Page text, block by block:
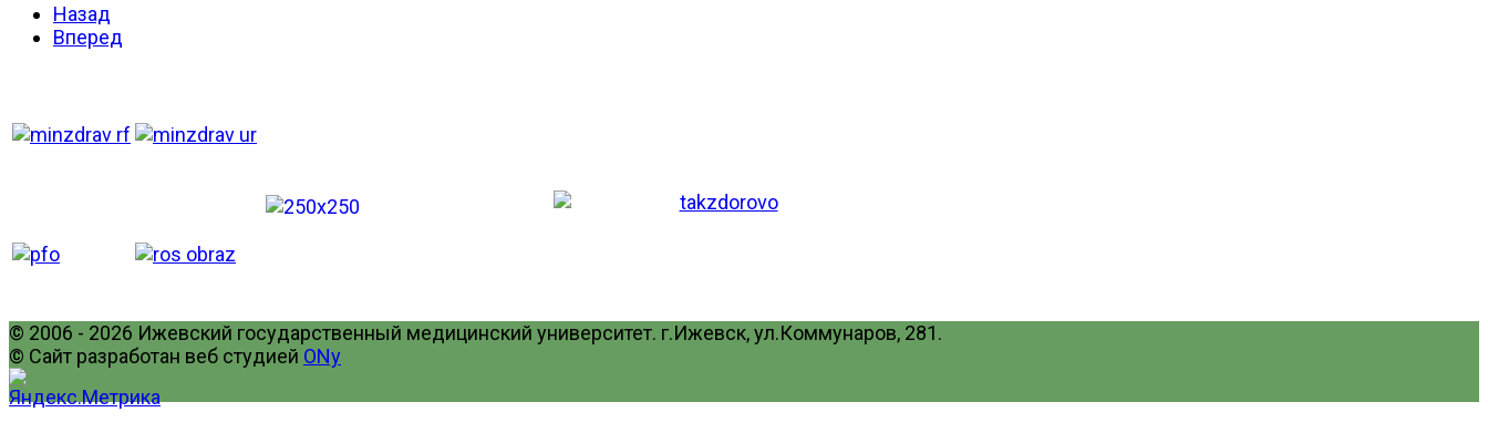
Назад
Вперед
© 2006 - 2026 Ижевский государственный медицинский университет. г.Ижевск, ул.Коммунаров, 281.
© Сайт разработан веб студией ONy